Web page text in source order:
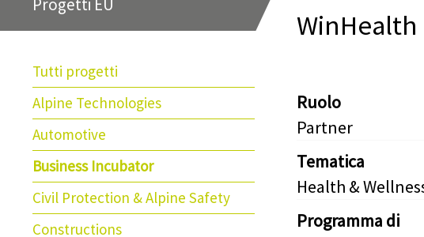
Progetti EU
Tutti progetti
Alpine Technologies
Automotive
Business Incubator
Civil Protection & Alpine Safety
Constructions
WinHealth
Ruolo
Partner
Tematica
Health &
Programma di